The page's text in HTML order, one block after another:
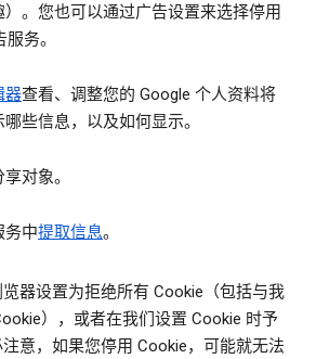
。您也可以通过广告设置来选择停用
务。
器查看、调整您的 Google 个人资料将
些信息，以及如何显示。
对象。
务中提取信息。
器设置为拒绝所有 Cookie（包括与我
），或者在我们设置 Cookie 时予
意，如果您停用 Cookie，可能就无法